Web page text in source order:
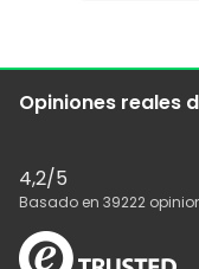
Opiniones reales
4,2/5
Basado en 39222